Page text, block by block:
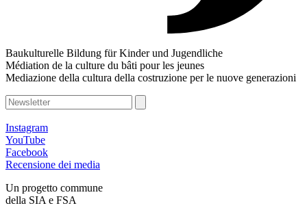
Baukulturelle Bildung für Kinder und Jugendliche
Médiation de la culture du bâti pour les jeunes
Mediazione della cultura della costruzione per le nuove generazioni
Instagram
YouTube
Facebook
Recensione dei media
Un progetto commune
della SIA e FSA